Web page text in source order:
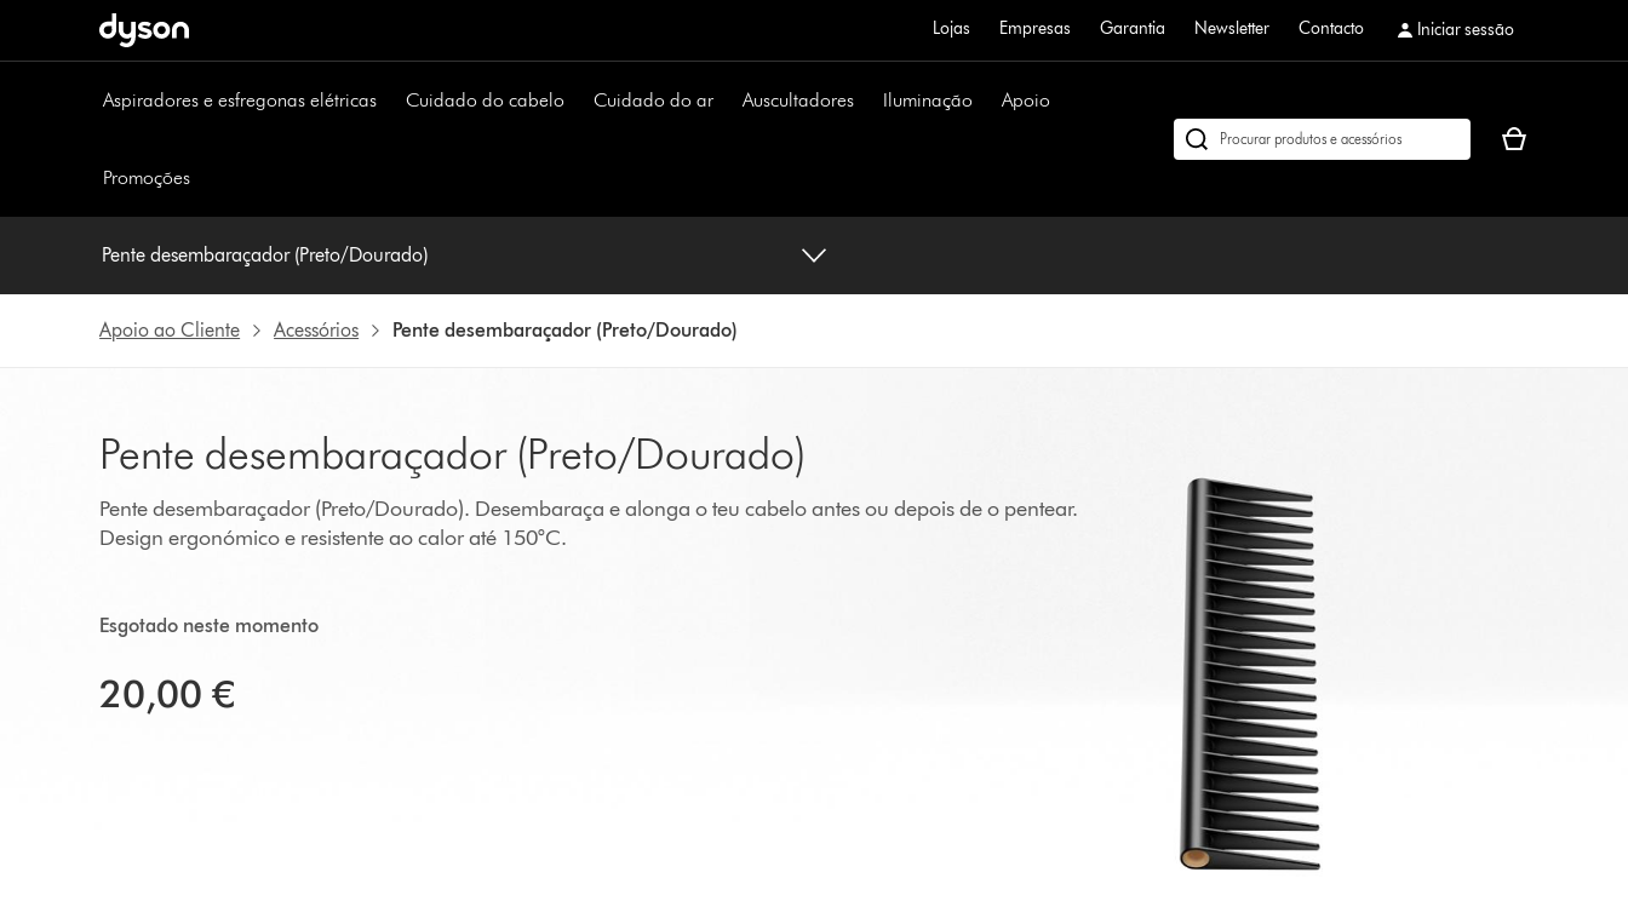
Lojas Empresas Garantia Newsletter Contacto Iniciar sessão
Aspiradores e esfregonas elétricas Cuidado do cabelo Cuidado do ar Auscultadores Iluminação Apoio
Promoções
Pesquisar
O
de
Pente desembaraçador (Preto/Dourado)
Apoio ao Cliente Acessórios Pente desembaraçador (Preto/Dourado)
Pente desembaraçador (Preto/Dourado)
Pente desembaraçador (Preto/Dourado). Desembaraça e alonga o teu cabelo antes ou depois de o pentear.
Design ergonómico e resistente ao calor até 150°C.
Esgotado neste momento
20,00 €